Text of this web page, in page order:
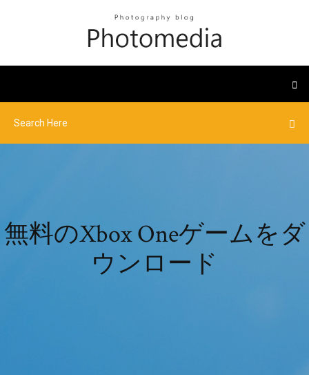
無料のXbox Oneゲームをダ
ウンロード